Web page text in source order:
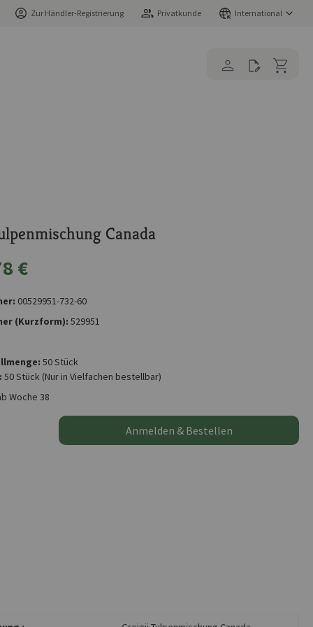
Zur Händler-Registrierung Privatkunde International
Canada
€
00529951-732-60
(Kurzform): 529951
50 Stück
50 Stück (Nur in Vielfachen bestellbar)
Woche 38
Anmelden & Bestellen